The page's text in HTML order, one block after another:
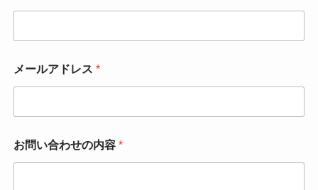
お
問
せ
の
内
メールアドレス *
お問い合わせの内容 *